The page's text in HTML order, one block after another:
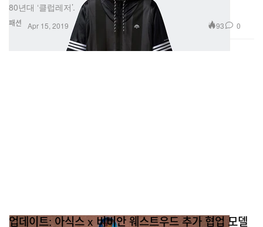
패션
80년대 ‘클럽레저’.
Apr 15, 2019 93 0
업데이트: 아식스 x 비비안 웨스트우드 추가 협업 모델